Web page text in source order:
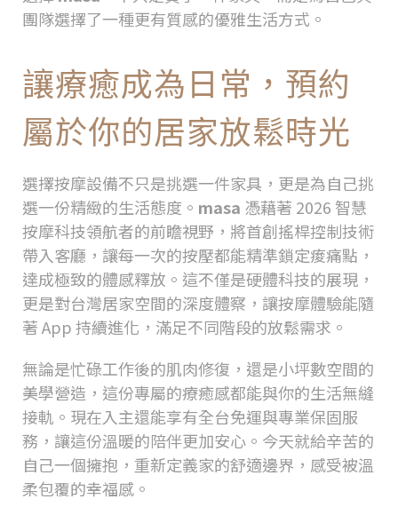
團隊選擇了一種更有質感的優雅生活方式。
讓療癒成為日常，預約
屬於你的居家放鬆時光
選擇按摩設備不只是挑選一件家具，更是為自己挑
選一份精緻的生活態度。 masa 憑藉著 2026 智慧
按摩科技領航者的前瞻視野，將首創搖桿控制技術
帶入客廳，讓每一次的按壓都能精準鎖定痠痛點，
達成極致的體感釋放。這不僅是硬體科技的展現，
更是對台灣居家空間的深度體察，讓按摩體驗能隨
著App持續進化，滿足不同階段的放鬆需求。
無論是忙碌工作後的肌肉修復，還是小坪數空間的
美學營造，這份專屬的療癒感都能與你的生活無縫
接軌。現在入主還能享有全台免運與專業保固服
務，讓這份溫暖的陪伴更加安心。今天就給辛苦的
自己一個擁抱，重新定義家的舒適邊界，感受被溫
柔包覆的幸福感。